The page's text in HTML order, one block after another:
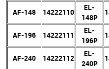
AF-148
14222110
EL-
148P
AF-196
14222111
EL-
196P
AF-240
14222112
EL-
240P